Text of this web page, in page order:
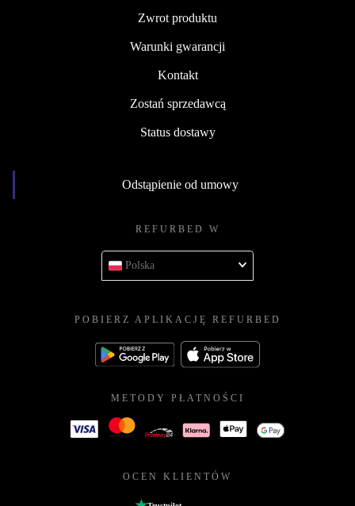
Zwrot produktu
Warunki gwarancji
Kontakt
Zostań sprzedawcą
Status dostawy
Odstąpienie od umowy
REFURBED W
Polska
POBIERZ APLIKACJĘ REFURBED
METODY PŁATNOŚCI
OCEN KLIENTÓW